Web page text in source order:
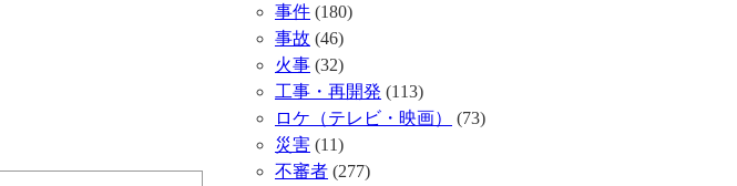
事件 (180)
事故 (46)
火事 (32)
工事・再開発 (113)
ロケ（テレビ・映画）
(73)
災害 (11)
不審者 (277)